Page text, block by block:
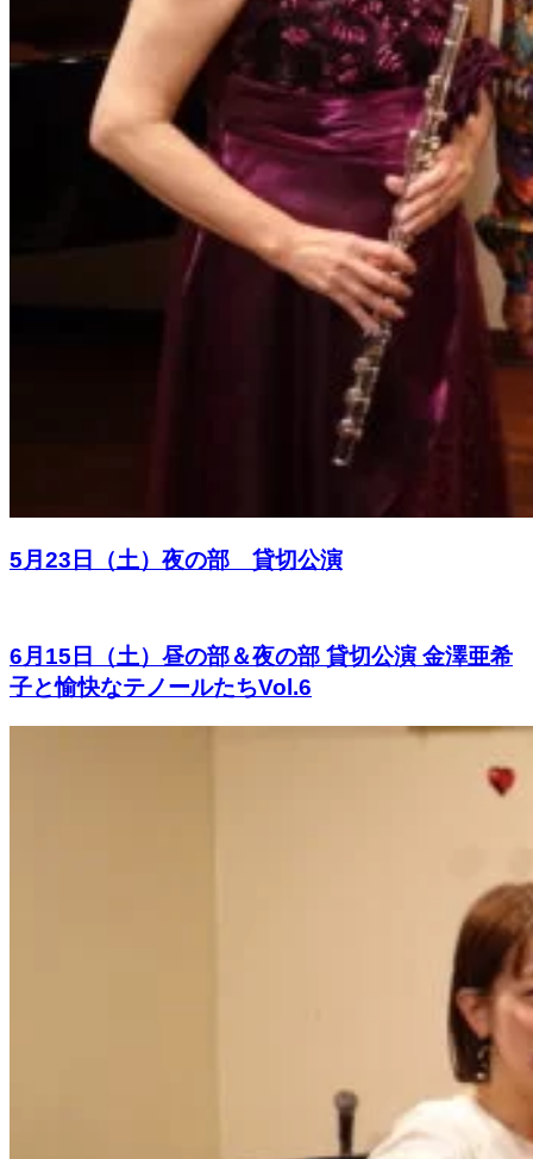
5月23日（土）夜の部 貸切公演
6月15日（土）昼の部＆夜の部 貸切公演 金澤亜希
子と愉快なテノールたちVol.6